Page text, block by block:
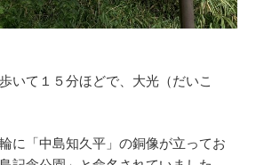
いて１５分ほどで、大光（だいこ
に「中島知久平」の銅像が立ってお